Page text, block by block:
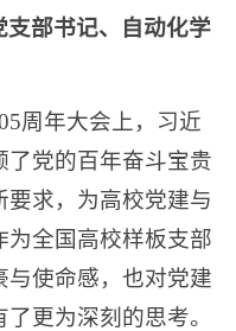
部书记、自动化学
周年大会上，习近
了党的百年奋斗宝贵
求，为高校党建与
为全国高校样板支部
与使命感，也对党建
更为深刻的思考。